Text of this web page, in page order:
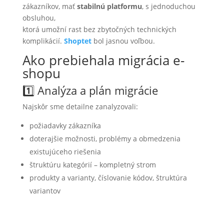
zákazníkov, mať stabilnú platformu, s jednoduchou
obsluhou,
ktorá umožní rast bez zbytočných technických
komplikácií. Shoptet bol jasnou voľbou.
Ako prebiehala migrácia e-
shopu
1️⃣ Analýza a plán migrácie
Najskôr sme detailne zanalyzovali:
požiadavky zákazníka
doterajšie možnosti, problémy a obmedzenia
existujúceho riešenia
štruktúru kategórií – kompletný strom
produkty a varianty, číslovanie kódov, štruktúra
variantov